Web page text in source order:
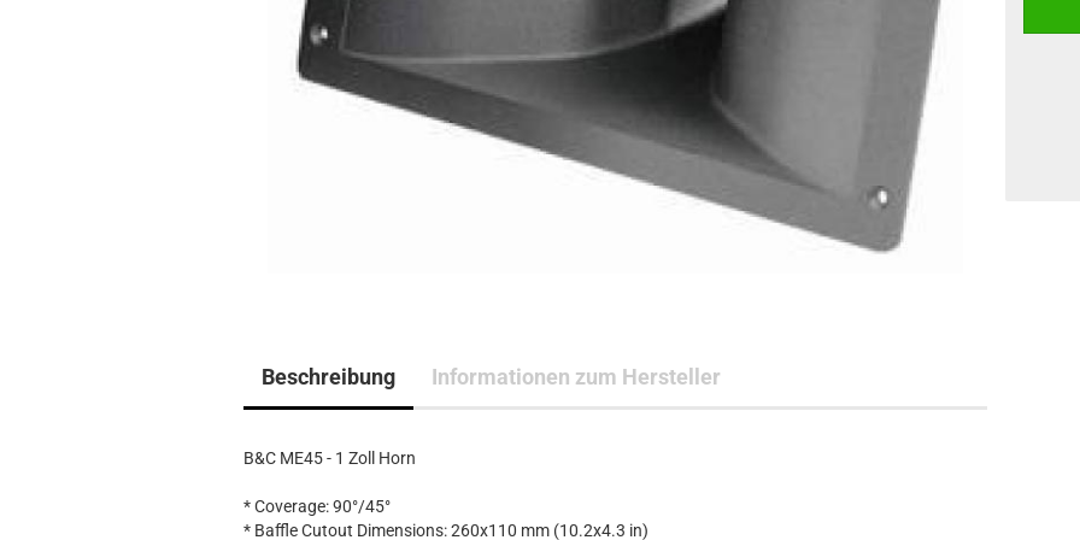
Beschreibung Informationen zum Hersteller
B&C ME45 - 1 Zoll Horn
* Coverage: 90°/45°
* Baffle Cutout Dimensions: 260x110 mm (10.2x4.3 in)